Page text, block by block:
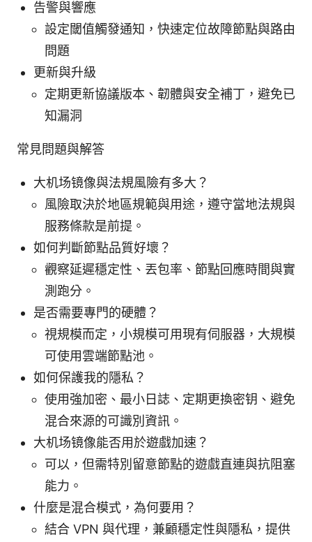
告警與響應
設定閾值觸發通知，快速定位故障節點與路由
問題
更新與升級
定期更新協議版本、韌體與安全補丁，避免已
知漏洞
常見問題與解答
大机场镜像與法規風險有多大？
風險取決於地區規範與用途，遵守當地法規與
服務條款是前提。
如何判斷節點品質好壞？
觀察延遲穩定性、丟包率、節點回應時間與實
測跑分。
是否需要專門的硬體？
視規模而定，小規模可用現有伺服器，大規模
可使用雲端節點池。
如何保護我的隱私？
使用強加密、最小日誌、定期更換密钥、避免
混合來源的可識別資訊。
大机场镜像能否用於遊戲加速？
可以，但需特別留意節點的遊戲直連與抗阻塞
能力。
什麼是混合模式，為何要用？
結合 VPN 與代理，兼顧穩定性與隱私，提供